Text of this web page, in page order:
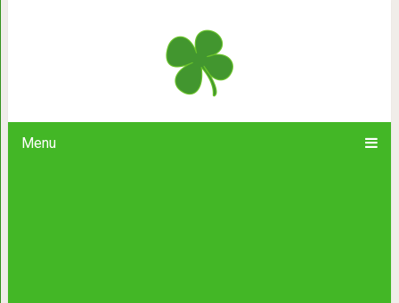
Menu
«Ты же эксперт!» — вот и нарисуй